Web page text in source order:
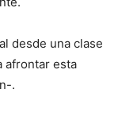
desde una clase
afrontar esta
.